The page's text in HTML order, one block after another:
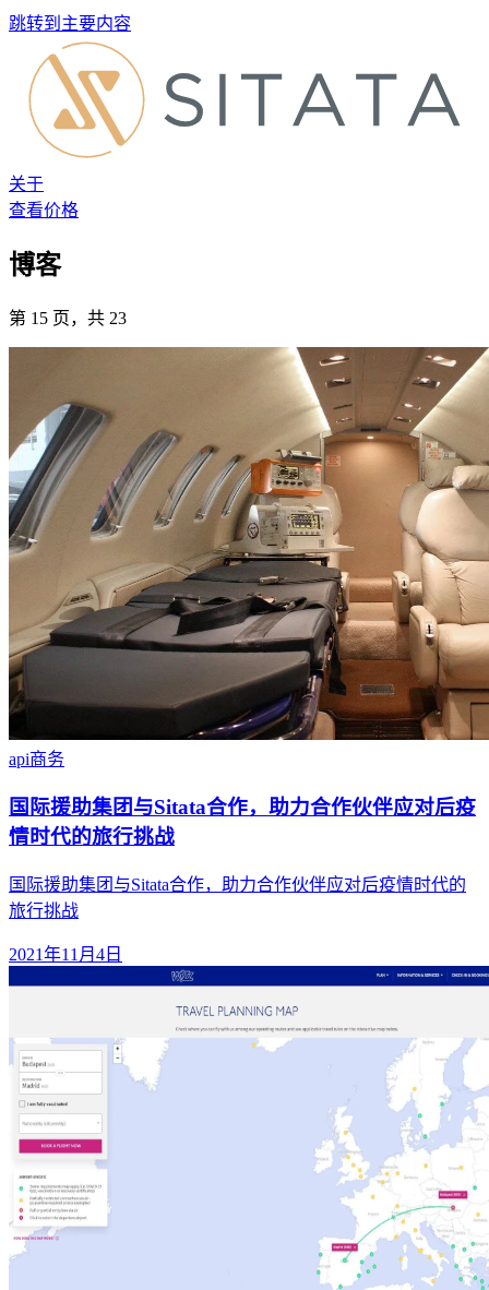
跳转到主要内容
关于
查看价格
博客
第 15 页，共 23
api商务
国际援助集团与Sitata合作，助力合作伙伴应对后疫
情时代的旅行挑战
国际援助集团与Sitata合作，助力合作伙伴应对后疫情时代的
旅行挑战
2021年11月4日